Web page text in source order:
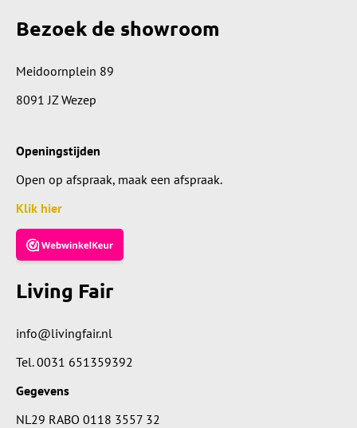
Bezoek de showroom
Meidoornplein 89
8091 JZ Wezep
Openingstijden
Open op afspraak, maak een afspraak.
Klik hier
Living Fair
info@livingfair.nl
Tel.0031 651359392
Gegevens
NL29 RABO 0118 3557 32